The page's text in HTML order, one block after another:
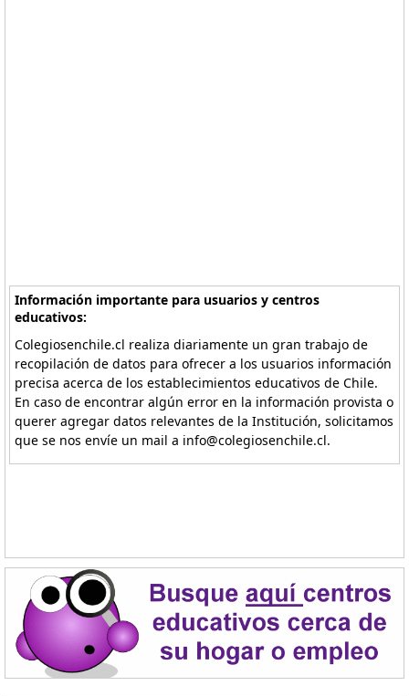
Información importante para usuarios y centros
educativos:
Colegiosenchile.cl realiza diariamente un gran trabajo de
recopilación de datos para ofrecer a los usuarios información
precisa acerca de los establecimientos educativos de Chile.
En caso de encontrar algún error en la información provista o
querer agregar datos relevantes de la Institución, solicitamos
que se nos envíe un mail a info@colegiosenchile.cl.